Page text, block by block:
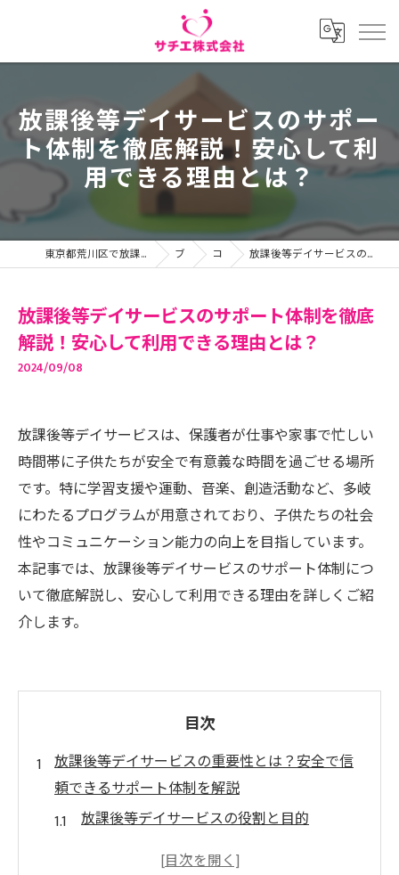
放課後等デイサービスのサポー
ト体制を徹底解説！安心して利
用できる理由とは？
東京都荒川区で放課後等デイサービスの求人ならサチエ株式会社 ブログ コラム 放課後等デイサービスのサポート体制を徹底解説！安心して利用できる理由とは？
放課後等デイサービスのサポート体制を徹底
解説！安心して利用できる理由とは？
2024/09/08
放課後等デイサービスは、保護者が仕事や家事で忙しい
時間帯に子供たちが安全で有意義な時間を過ごせる場所
です。特に学習支援や運動、音楽、創造活動など、多岐
にわたるプログラムが用意されており、子供たちの社会
性やコミュニケーション能力の向上を目指しています。
本記事では、放課後等デイサービスのサポート体制につ
いて徹底解説し、安心して利用できる理由を詳しくご紹
介します。
目次
放課後等デイサービスの重要性とは？安全で信
頼できるサポート体制を解説
放課後等デイサービスの役割と目的
安全管理の徹底と信頼性の確保